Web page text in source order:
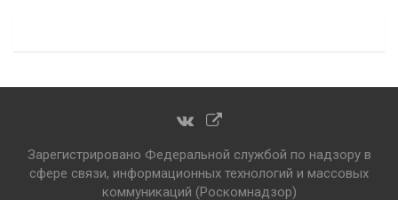
Зарегистрировано Федеральной службой по надзору в
сфере связи, информационных технологий и массовых
коммуникаций (Роскомнадзор)